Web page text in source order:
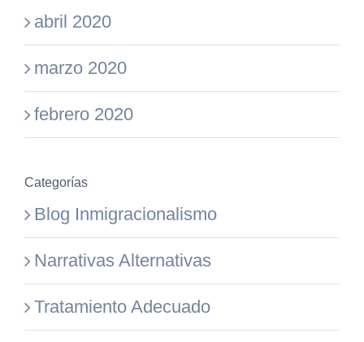
abril 2020
marzo 2020
febrero 2020
Categorías
Blog Inmigracionalismo
Narrativas Alternativas
Tratamiento Adecuado